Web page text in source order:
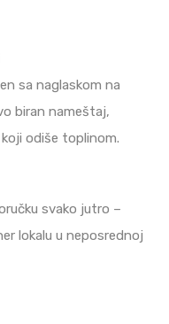
sa naglaskom na
biran nameštaj,
odiše toplinom.
svako jutro –
lokalu u neposrednoj